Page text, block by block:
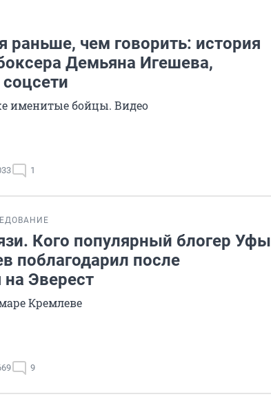
раньше, чем говорить: история
Демьяна Игешева,
именитые бойцы. Видео
1
Кого популярный блогер Уфы
поблагодарил после
Эверест
Кремлеве
9